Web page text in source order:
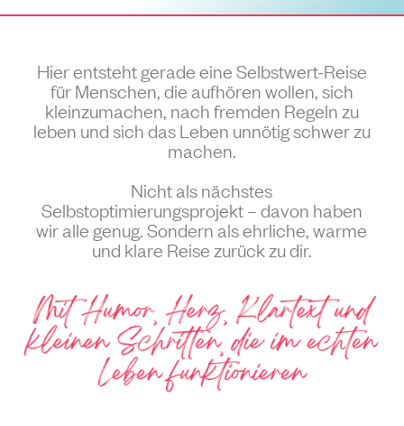
Hier entsteht gerade eine Selbstwert-Reise
für Menschen, die aufhören wollen, sich
kleinzumachen, nach fremden Regeln zu
leben und sich das Leben unnötig schwer zu
machen.
Nicht als nächstes
Selbstoptimierungsprojekt – davon haben
wir alle genug. Sondern als ehrliche, warme
und klare Reise zurück zu dir.